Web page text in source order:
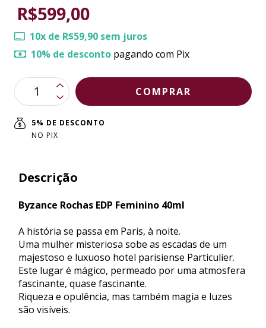
R$599,00
10x de R$59,90 sem juros
10% de desconto pagando com Pix
5% DE DESCONTO
NO PIX
Descrição
Byzance Rochas EDP Feminino 40ml
A história se passa em Paris, à noite.
Uma mulher misteriosa sobe as escadas de um
majestoso e luxuoso hotel parisiense Particulier.
Este lugar é mágico, permeado por uma atmosfera
fascinante, quase fascinante.
Riqueza e opulência, mas também magia e luzes
são visíveis.